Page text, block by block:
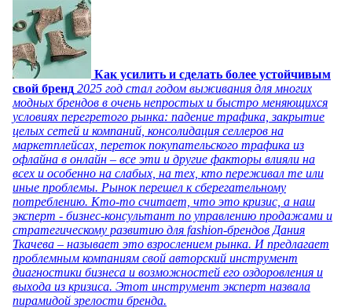
Как усилить и сделать более устойчивым
свой бренд 2025 год стал годом выживания для многих
модных брендов в очень непростых и быстро меняющихся
условиях перегретого рынка: падение трафика, закрытие
целых сетей и компаний, консолидация селлеров на
маркетплейсах, переток покупательского трафика из
офлайна в онлайн – все эти и другие факторы влияли на
всех и особенно на слабых, на тех, кто переживал те или
иные проблемы. Рынок перешел к сберегательному
потреблению. Кто-то считает, что это кризис, а наш
эксперт - бизнес-консультант по управлению продажами и
стратегическому развитию для fashion-брендов Дания
Ткачева – называет это взрослением рынка. И предлагает
проблемным компаниям свой авторский инструмент
диагностики бизнеса и возможностей его оздоровления и
выхода из кризиса. Этот инструмент эксперт назвала
пирамидой зрелости бренда.